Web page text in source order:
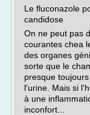
Le fluconazole
candidose
On ne peut pas
courantes chea
des organes
sorte que le
presque
l'urine. Mais si
à une
inconfort...